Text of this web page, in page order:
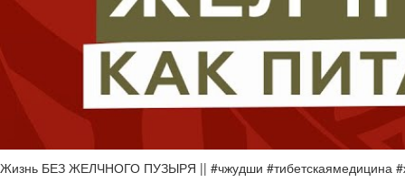
Жизнь БЕЗ ЖЕЛЧНОГО ПУЗЫРЯ || #чжудши #тибетскаямедицина